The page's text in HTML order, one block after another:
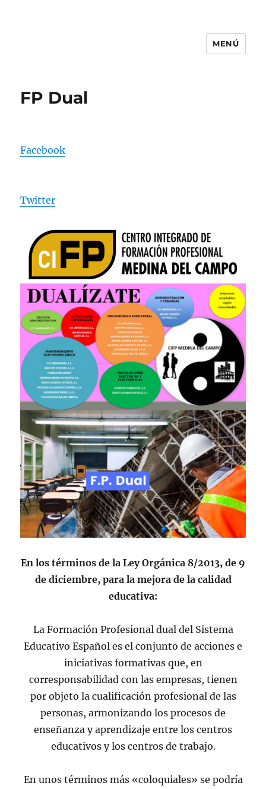
CIFP MEDINA DEL CAMPO
MENÚ
FP Dual
Facebook
Twitter
En los términos de la Ley Orgánica 8/2013, de 9
de diciembre, para la mejora de la calidad
educativa:
La Formación Profesional dual del Sistema
Educativo Español es el conjunto de acciones e
iniciativas formativas que, en
corresponsabilidad con las empresas, tienen
por objeto la cualificación profesional de las
personas, armonizando los procesos de
enseñanza y aprendizaje entre los centros
educativos y los centros de trabajo.
En unos términos más «coloquiales» se podría